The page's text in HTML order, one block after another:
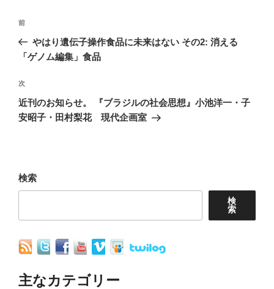
投
稿
ナ
ゲ
ー
前
の
投
前
やはり遺伝子操作食品に未来はない その2: 消える
「ゲノム編集」食品
次
の
投
次
近刊のお知らせ。 『ブラジルの社会思想』小池洋一・子
安昭子・田村梨花 現代企画室
検索
検
索
主なカテゴリー